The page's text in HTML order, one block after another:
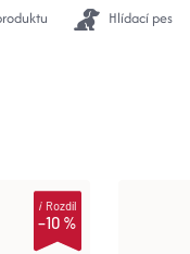
Hlídací pes
–10 %
iRozdíl